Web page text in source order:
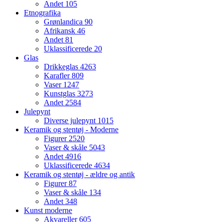
Andet 105
Etnografika
Grønlandica 90
Afrikansk 46
Andet81
Uklassificerede 20
Glas
Drikkeglas 4263
Karafler809
Vaser 1247
Kunstglas 3273
Andet2584
Julepynt
Diverse julepynt 1015
Keramik og stentøj - Moderne
Figurer2520
Vaser & skåle 5043
Andet4916
Uklassificerede 4634
Keramik og stentøj - ældre og antik
Figurer87
Vaser & skåle 134
Andet348
Kunst moderne
Akvareller605